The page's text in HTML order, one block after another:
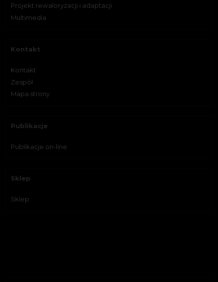
Projekt rewaloryzacji i adaptacji
Multimedia
Kontakt
Kontakt
Zespół
Mapa strony
Publikacje
Publikacje on-line
Sklep
Sklep